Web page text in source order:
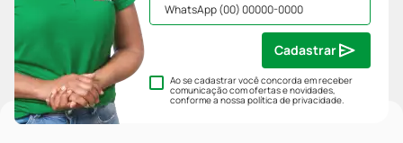
Ao se cadastrar você concorda em receber
comunicação com ofertas e novidades,
conforme a nossapolítica de privacidade.
Cadastrar